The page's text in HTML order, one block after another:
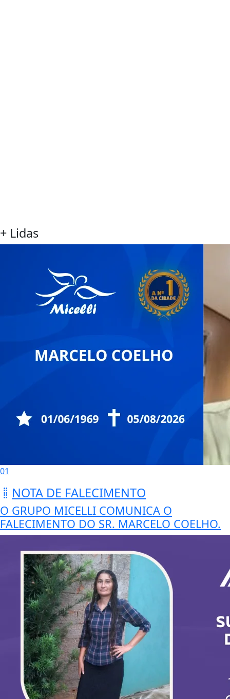
+ Lidas
01
NOTA DE FALECIMENTO
O GRUPO MICELLI COMUNICA O
FALECIMENTO DO SR. MARCELO COELHO.